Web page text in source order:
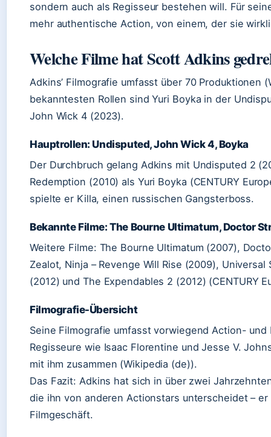
sondern auch als Regisseur bestehen will. Für
mehr authentische Action, von einem, der sie
Welche Filme hat Scott Adkins
Adkins’ Filmografie umfasst über 70 Produktionen
bekanntesten Rollen sind Yuri Boyka in der
John Wick 4 (2023).
Hauptrollen: Undisputed, John Wick 4, Boyka
Der Durchbruch gelang Adkins mit Undisputed 2
Redemption (2010) als Yuri Boyka (CENTURY
spielte er Killa, einen russischen Gangsterboss.
Bekannte Filme: The Bourne Ultimatum, Doctor
Weitere Filme: The Bourne Ultimatum (2007),
Zealot, Ninja – Revenge Will Rise (2009),
(2012) und The Expendables 2 (2012) (CENTURY
Filmografie-Übersicht
Seine Filmografie umfasst vorwiegend Action-
Regisseure wie Isaac Florentine und Jesse V.
mit ihm zusammen (Wikipedia (de)).
Das Fazit: Adkins hat sich in über zwei
die ihn von anderen Actionstars unterscheidet –
Filmgeschäft.